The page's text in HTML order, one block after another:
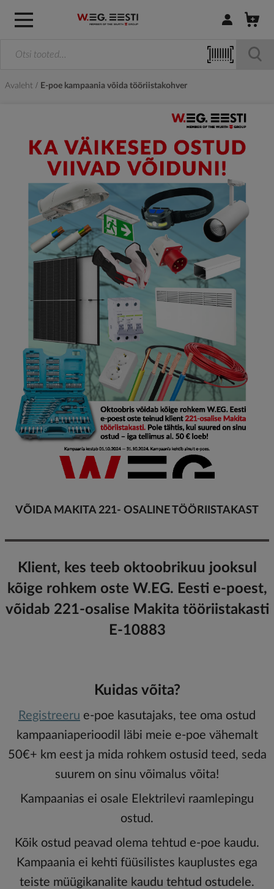
Logi sisse /
Avaleht E-poe kampaania võida tööriistakohver
VÕIDA MAKITA 221- OSALINE TÖÖRIISTAKAST
Klient, kes teeb oktoobrikuu jooksul
kõige rohkem oste W.EG. Eesti e-poest,
võidab 221-osalise Makita tööriistakasti
E-10883
Kuidas võita?
Registreeru e-poe kasutajaks, tee oma ostud
kampaaniaperioodil läbi meie e-poe vähemalt
50€+ km eest ja mida rohkem ostusid teed, seda
suurem on sinu võimalus võita!
Kampaanias ei osale Elektrilevi raamlepingu
ostud.
Kõik ostud peavad olema tehtud e-poe kaudu.
Kampaania ei kehti füüsilistes kauplustes ega
teiste müügikanalite kaudu tehtud ostudele.